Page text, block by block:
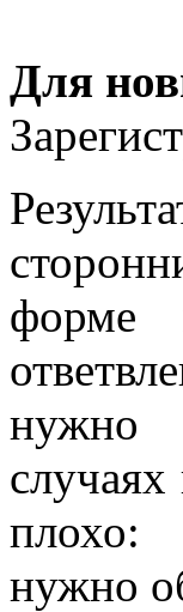
Для
форме
нужно